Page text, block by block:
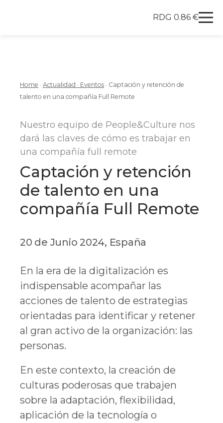
Skip to content
Redegal. Agencia de Marketing digital y desarrollo
RDG 0.86 €
Home · Actualidad · Eventos · Captación y retención de
talento en una compañía Full Remote
Nuestro equipo de People&Culture nos
dará las claves de cómo es trabajar en
una compañía full remote
Captación y retención
de talento en una
compañía Full Remote
20 de Junio 2024, España
En la era de la digitalización es
indispensable acompañar las
acciones de talento de estrategias
orientadas para identificar y retener
al gran activo de la organización: las
personas.
En este contexto, la creación de
culturas poderosas que trabajen
sobre la adaptación, flexibilidad,
aplicación de la tecnología o